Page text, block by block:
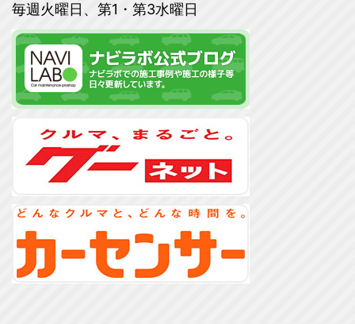
毎週火曜日、第1・第3水曜日